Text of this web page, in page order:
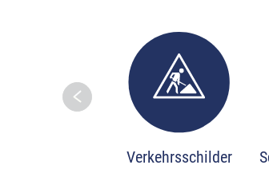
Skip to
Verkehrsschilder